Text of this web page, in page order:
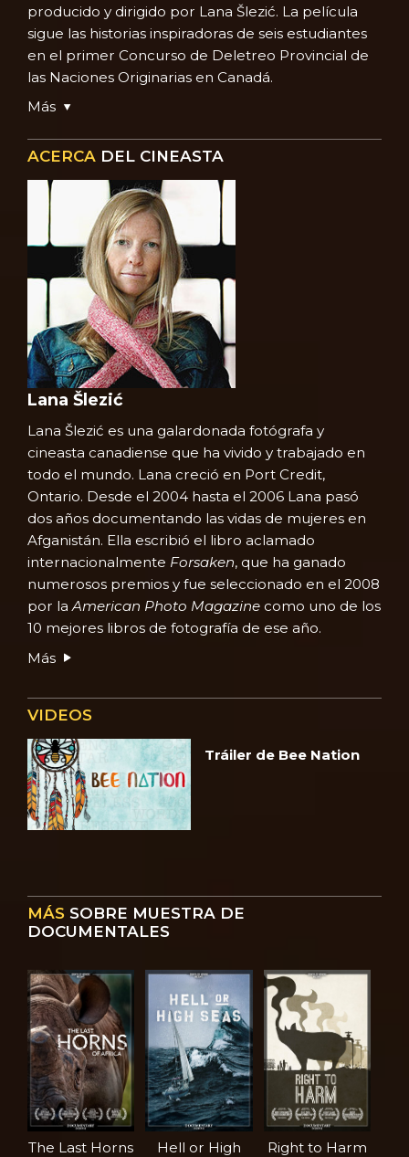
producido y dirigido por Lana Šlezić. La película
sigue las historias inspiradoras de seis estudiantes
en el primer Concurso de Deletreo Provincial de
las Naciones Originarias en Canadá.
Más
ACERCA DEL CINEASTA
Lana Šlezić
Lana Šlezić es una galardonada fotógrafa y
cineasta canadiense que ha vivido y trabajado en
todo el mundo. Lana creció en Port Credit,
Ontario. Desde el 2004 hasta el 2006 Lana pasó
dos años documentando las vidas de mujeres en
Afganistán. Ella escribió el libro aclamado
internacionalmente Forsaken, que ha ganado
numerosos premios y fue seleccionado en el 2008
por laAmerican Photo Magazine como uno de los
10 mejores libros de fotografía de ese año.
Más
VIDEOS
Tráiler de Bee Nation
MÁS SOBRE MUESTRA DE
DOCUMENTALES
The Last Horns Hell or High Right to Harm